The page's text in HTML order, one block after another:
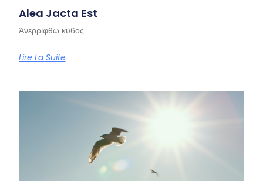
Alea Jacta Est
Ἀνερρίφθω κύϐος.
Lire La Suite